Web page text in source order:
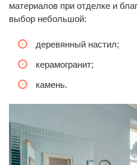
материалов при отделке и
выбор небольшой:
деревянный настил;
керамогранит;
камень.